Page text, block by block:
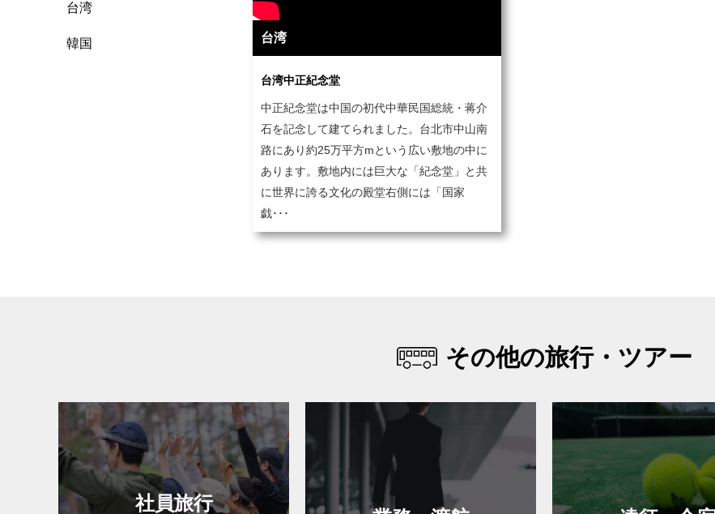
台湾
台湾中正紀念堂
中正紀念堂は中国の初代中華民国総統・蒋介
石を記念して建てられました。台北市中山南
路にあり約25万平方mという広い敷地の中に
あります。敷地内には巨大な「紀念堂」と共
に世界に誇る文化の殿堂右側には「国家
戯･･･
台湾
韓国
その他の旅行・ツアー
社員旅行